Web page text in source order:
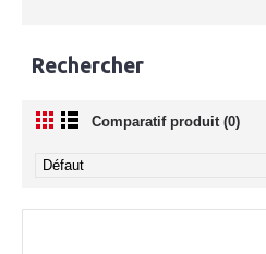
Rechercher
Comparatif produit (0)